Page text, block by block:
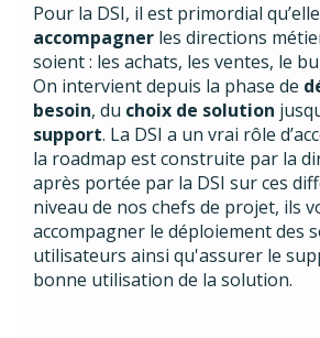
Pour la DSI, il est primordial
accompagner les directions
soient : les achats, les ventes, le
On intervient depuis la phase de
besoin, du choix de solution
support. La DSI a un vrai rôle
la roadmap est construite par la
après portée par la DSI sur ces
niveau de nos chefs de projet, ils
accompagner le déploiement des
utilisateurs ainsi qu'assurer le
bonne utilisation de la solution.